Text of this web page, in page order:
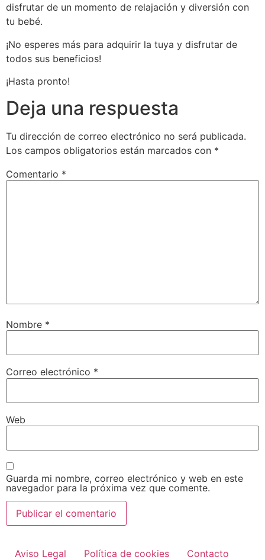
disfrutar de un momento de relajación y diversión con
tu bebé.
¡No esperes más para adquirir la tuya y disfrutar de
todos sus beneficios!
¡Hasta pronto!
Deja una respuesta
Tu dirección de correo electrónico no será publicada.
Los campos obligatorios están marcados con *
Comentario *
Nombre *
Correo electrónico *
Web
Guarda mi nombre, correo electrónico y web en este
navegador para la próxima vez que comente.
Aviso Legal Política de cookies Contacto